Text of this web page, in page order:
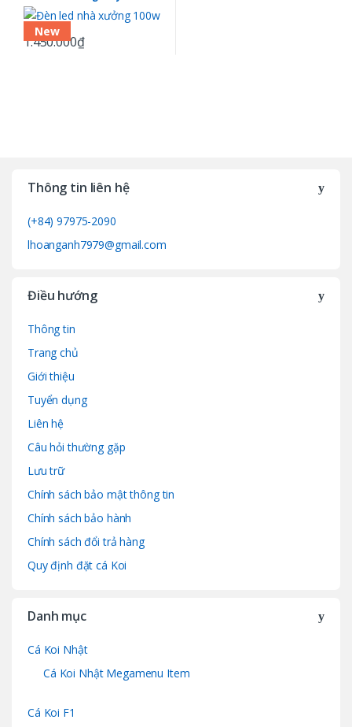
New
1.450.000₫
Thông tin liên hệ
(+84) 97975-2090
lhoanganh7979@gmail.com
Điều hướng
Thông tin
Trang chủ
Giới thiệu
Tuyển dụng
Liên hệ
Câu hỏi thường gặp
Lưu trữ
Chính sách bảo mật thông tin
Chính sách bảo hành
Chính sách đổi trả hàng
Quy định đặt cá Koi
Danh mục
Cá Koi Nhật
Cá Koi Nhật Megamenu Item
Cá Koi F1